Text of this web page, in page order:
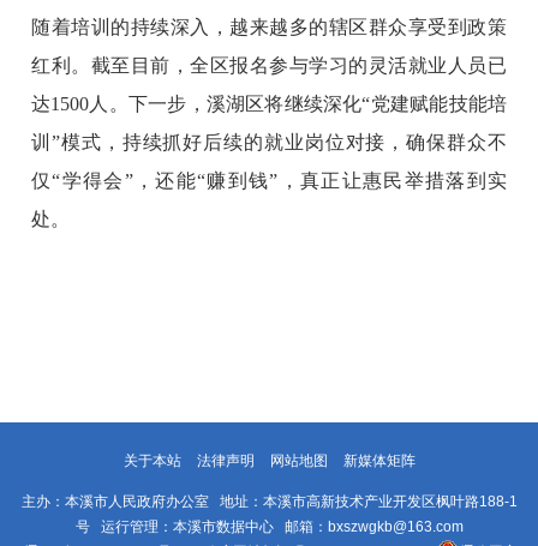
随着培训的持续深入，越来越多的辖区群众享受到政策
红利。截至目前，全区报名参与学习的灵活就业人员已
达1500人。下一步，溪湖区将继续深化“党建赋能技能培
训”模式，持续抓好后续的就业岗位对接，确保群众不
仅“学得会”，还能“赚到钱”，真正让惠民举措落到实
处。
关于本站 法律声明 网站地图 新媒体矩阵
主办：本溪市人民政府办公室 地址：本溪市高新技术产业开发区枫叶路188-1
号 运行管理：本溪市数据中心 邮箱：bxszwgkb@163.com